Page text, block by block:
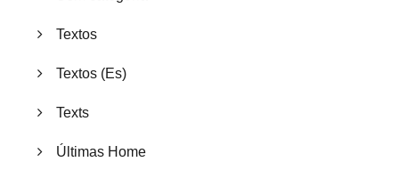
Textos
Textos (Es)
Texts
Últimas Home